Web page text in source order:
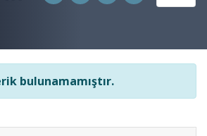
bulunamamıştır.